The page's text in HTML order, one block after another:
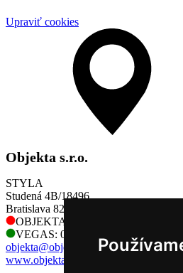
Upraviť cookies
Objekta s.r.o.
STYLA
Studená 4B/18496
Bratislava 821 04
OBJEKTA: 0905 730 128
VEGAS: 0905 730 128
objekta@objekta.sk
www.objekta.sk